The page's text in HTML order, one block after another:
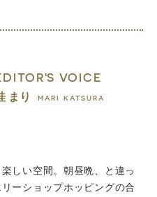
VOICE
まり MARI KATSURA
しい空間。朝昼晩、と違っ
ーショップホッピングの合